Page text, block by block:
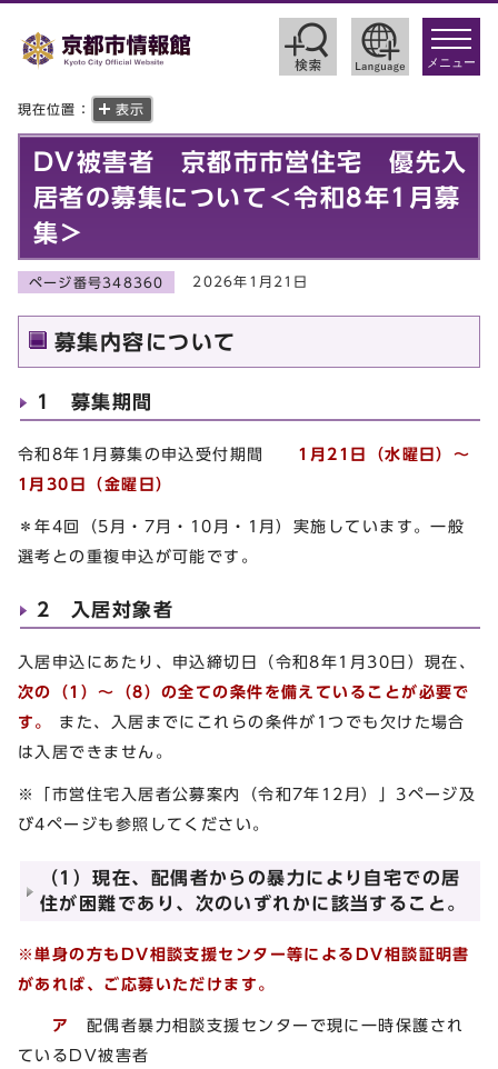
toggle
メニュー
現在位置： 表示
DV被害者 京都市市営住宅 優先入
居者の募集について＜令和8年1月募
集＞
ページ番号348360 2026年1月21日
募集内容について
1 募集期間
令和8年1月募集の申込受付期間 1 月21日（水曜日）～
1月30日（金曜日）
＊年4回（5月・7月・10月・1月）実施しています。一般
選考との重複申込が可能です。
2 入居対象者
入居申込にあたり、申込締切日（令和8年1月30日）現在、
次の（1）～（8）の全ての条件を備えていることが必要で
す。
また、入居までにこれらの条件が1つでも欠けた場合
は入居できません。
※「市営住宅入居者公募案内（令和7年12月）」3ページ及
び4ページも参照してください。
（1）現在、配偶者からの暴力により自宅での居
住が困難であり、次のいずれかに該当すること。
※単身の方もDV相談支援センター等によるDV相談証明書
があれば、ご応募いただけます。
ア
配偶者暴力相談支援センターで現に一時保護され
ているDV被害者